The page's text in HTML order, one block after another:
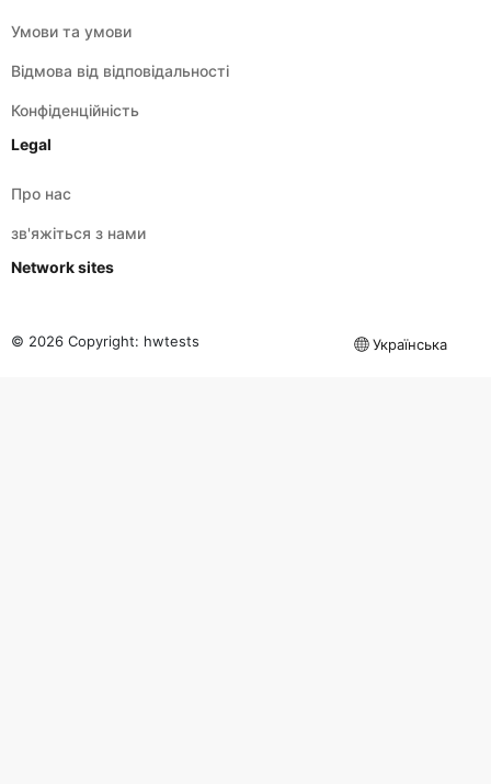
Умови та умови
Відмова від відповідальності
Конфіденційність
Legal
Про нас
зв'яжіться з нами
Network sites
© 2026 Copyright: hwtests Українська